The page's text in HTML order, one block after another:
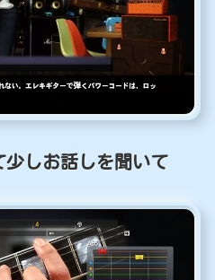
しお話しを聞いて